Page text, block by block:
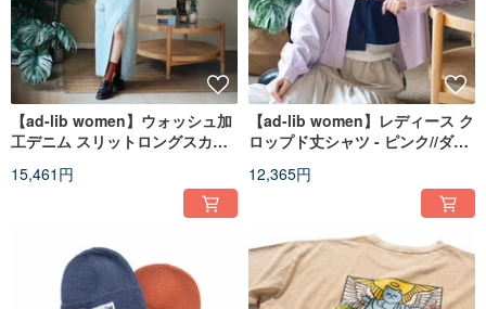
【ad-lib women】ウォッシュ加
工デニム スリットロングスカー
15,461円
【ad-lib women】レディース ク
ロップド丈シャツ - ピンク//ダー
12,365円